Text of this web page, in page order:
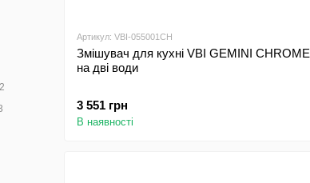
Артикул: VBI-055001CH
Змішувач для кухні VBI GEMINI CHROME
на дві води
3 551 грн
В наявності
2